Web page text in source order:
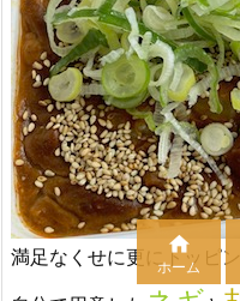
満足なくせに更にトッピ

ホーム